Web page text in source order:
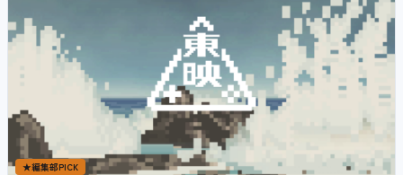
★編集部PICK